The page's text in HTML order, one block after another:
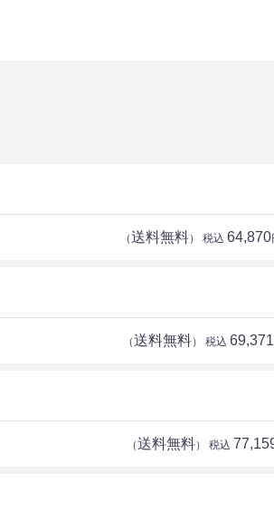
（送料無料） 税込 64,870
（送料無料） 税込 69,371
（送料無料） 税込